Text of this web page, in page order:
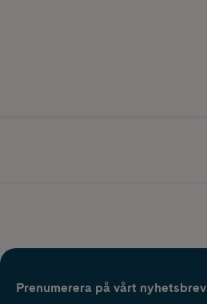
Prenumerera på vårt nyhetsbrev